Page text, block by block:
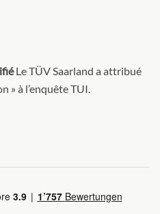
Le TÜV Saarland a attribué
» à l’enquête TUI.